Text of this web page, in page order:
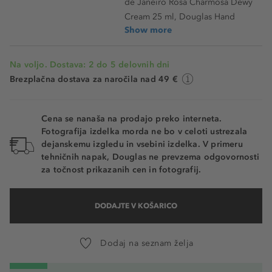
de Janeiro Rosa Charmosa Dewy
Cream 25 ml, Douglas Hand
Show more
Na voljo. Dostava: 2 do 5 delovnih dni
Brezplačna dostava za naročila nad 49 €
Cena se nanaša na prodajo preko interneta.
Fotografija izdelka morda ne bo v celoti ustrezala
dejanskemu izgledu in vsebini izdelka. V primeru
tehničnih napak, Douglas ne prevzema odgovornosti
za točnost prikazanih cen in fotografij.
DODAJTE V KOŠARICO
Dodaj na seznam želja